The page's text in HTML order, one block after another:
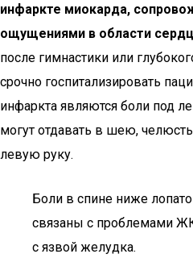
инфаркте миокарда,
ощущениями в области
после гимнастики или
срочно госпитализировать
инфаркта являются боли под
могут отдавать в шею,
левую руку.
Боли в спине ниже
связаны с проблемами
с язвой желудка.